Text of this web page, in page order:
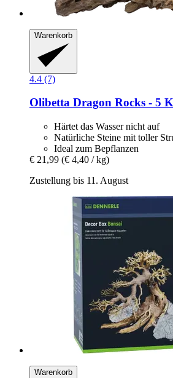
Warenkorb
4.4 (7)
Olibetta Dragon Rocks -​ 5
Härtet das Wasser nicht auf
Natürliche Steine mit toller
Ideal zum Bepflanzen
€ 21,99 (€ 4,40 / kg)
Zustellung bis 11. August
Warenkorb